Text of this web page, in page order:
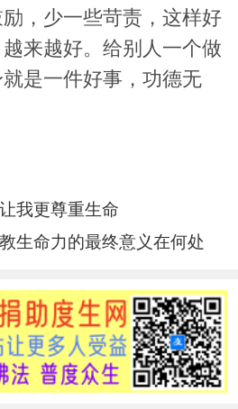
，少一些苛责，这样好
来越好。给别人一个做
是一件好事，功德无
我更尊重生命
生命力的最终意义在何处